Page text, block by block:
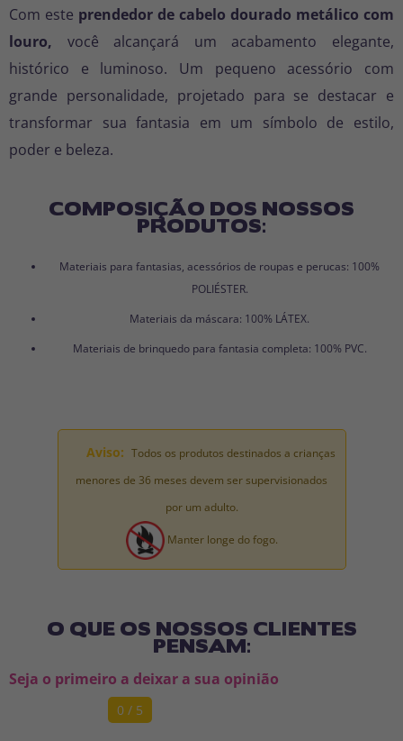
Com este prendedor de cabelo dourado metálico com
louro, você alcançará um acabamento elegante,
histórico e luminoso. Um pequeno acessório com
grande personalidade, projetado para se destacar e
transformar sua fantasia em um símbolo de estilo,
poder e beleza.
COMPOSIÇÃO DOS NOSSOS
PRODUTOS:
Materiais para fantasias, acessórios de roupas e perucas: 100%
POLIÉSTER.
Materiais da máscara: 100% LÁTEX.
Materiais de brinquedo para fantasia completa: 100% PVC.
Aviso: Todos os produtos destinados a crianças
menores de 36 meses devem ser supervisionados
por um adulto.
Manter longe do fogo.
O QUE OS NOSSOS CLIENTES
PENSAM:
Seja o primeiro a deixar a sua opinião
0 / 5